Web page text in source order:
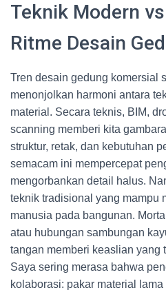
Teknik Modern
Ritme Desain
Tren desain gedung komersial
menonjolkan harmoni antara
material. Secara teknis, BIM,
scanning memberi kita
struktur, retak, dan kebutuhan
semacam ini mempercepat
mengorbankan detail halus.
teknik tradisional yang mampu
manusia pada bangunan.
atau hubungan sambungan
tangan memberi keaslian yang
Saya sering merasa bahwa
kolaborasi: pakar material